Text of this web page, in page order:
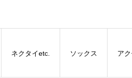
ネクタイetc. ソックス ア